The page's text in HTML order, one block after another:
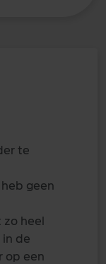
te
geen
heel
in de
op een